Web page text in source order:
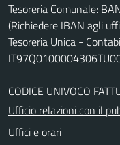
Tesoreria Comunale:
(Richiedere IBAN agli
Tesoreria Unica -
CODICE UNIVOCO
Ufficio relazioni con il
Uffici e orari